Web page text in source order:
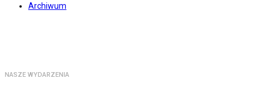
Archiwum
NASZE WYDARZENIA